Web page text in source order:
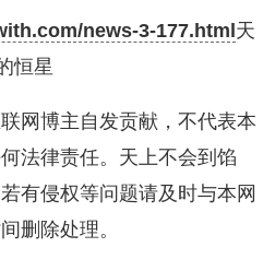
恒星似乎正在释放巨大的尘
，这就解释了恒星为什么长
结束生命的一种新方式，但
如何发生的以及为什么会发
news-3-177.html 天
恒星
网博主自发贡献，不代表本
法律责任。天上不会到馅
有侵权等问题请及时与本网
删除处理。